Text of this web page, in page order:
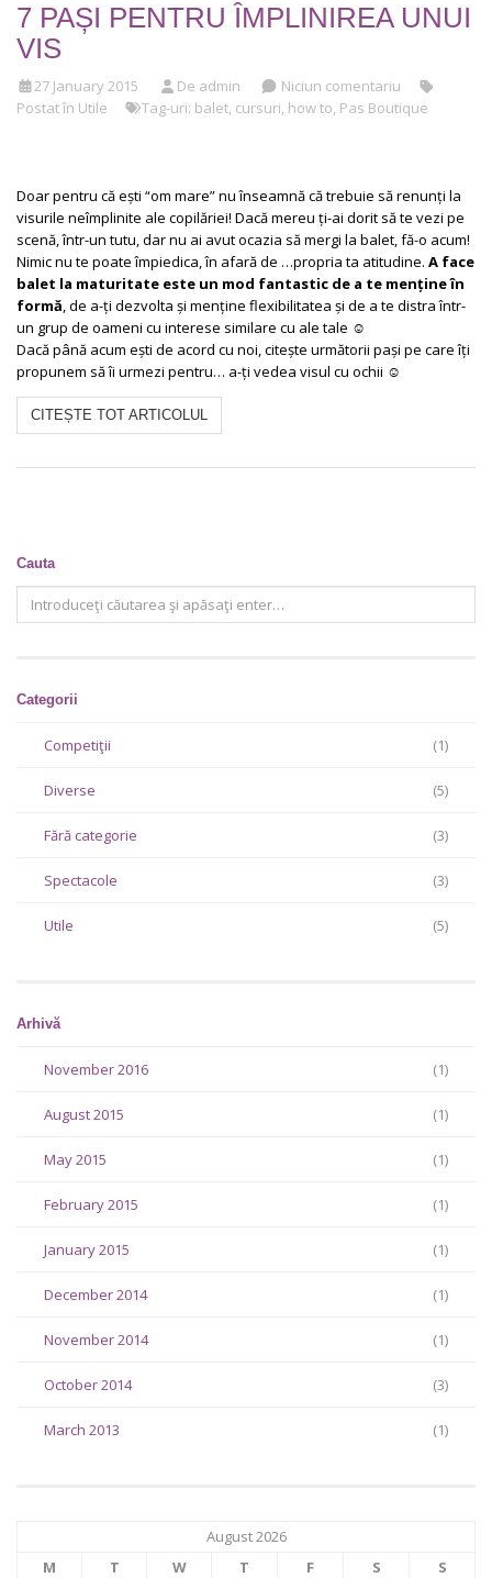
7 PAȘI PENTRU ÎMPLINIREA UNUI
VIS
27 January 2015 De admin
Niciun comentariu
Postat în Utile Tag-uri: balet, cursuri, how to, Pas Boutique
Doar pentru că ești “om mare” nu înseamnă că trebuie să renunți la
visurile neîmplinite ale copilăriei! Dacă mereu ți-ai dorit să te vezi pe
scenă, într-un tutu, dar nu ai avut ocazia să mergi la balet, fă-o acum!
Nimic nu te poate împiedica, în afară de …propria ta atitudine. A face
balet la maturitate este un mod fantastic de a te menține în
formă, de a-ți dezvolta și menține flexibilitatea și de a te distra într-
un grup de oameni cu interese similare cu ale tale ☺
Dacă până acum ești de acord cu noi, citește următorii pași pe care îți
propunem să îi urmezi pentru… a-ți vedea visul cu ochii ☺
CITEȘTE TOT ARTICOLUL
Cauta
Categorii
Competiţii (1)
Diverse (5)
Fără categorie (3)
Spectacole (3)
Utile (5)
Arhivă
November 2016 (1)
August 2015 (1)
May 2015 (1)
February 2015 (1)
January 2015 (1)
December 2014 (1)
November 2014 (1)
October 2014 (3)
March 2013 (1)
August 2026
M
T W T F S S